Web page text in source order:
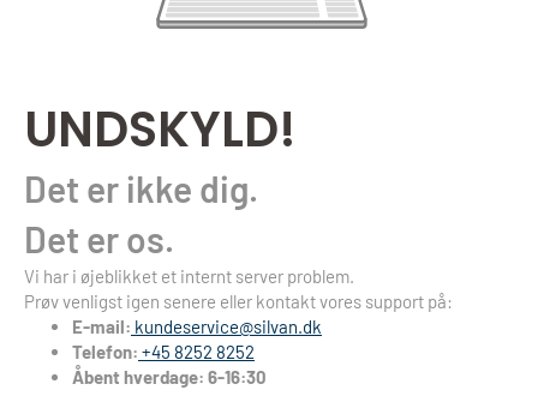
UNDSKYLD!
Det er ikke dig.
Det er os.
Vi har i øjeblikket et internt server problem.
Prøv venligst igen senere eller kontakt vores support på:
E-mail: kundeservice@silvan.dk
Telefon: +45 8252 8252
Åbent hverdage: 6-16:30